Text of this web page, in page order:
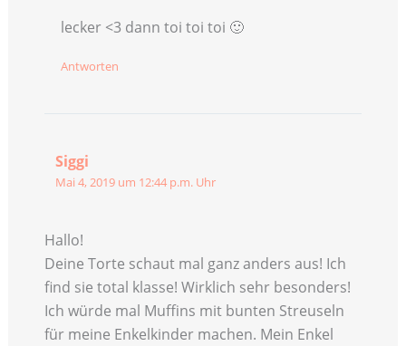
lecker <3 dann toi toi toi 🙂
Antworten
Siggi
Mai 4, 2019 um 12:44 p.m. Uhr
Hallo!
Deine Torte schaut mal ganz anders aus! Ich
find sie total klasse! Wirklich sehr besonders!
Ich würde mal Muffins mit bunten Streuseln
für meine Enkelkinder machen. Mein Enkel